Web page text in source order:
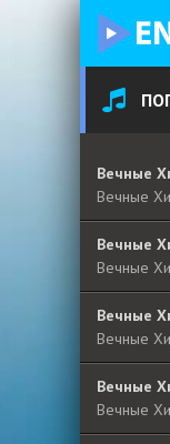
Вечные
Вечные
Вечные
Вечные